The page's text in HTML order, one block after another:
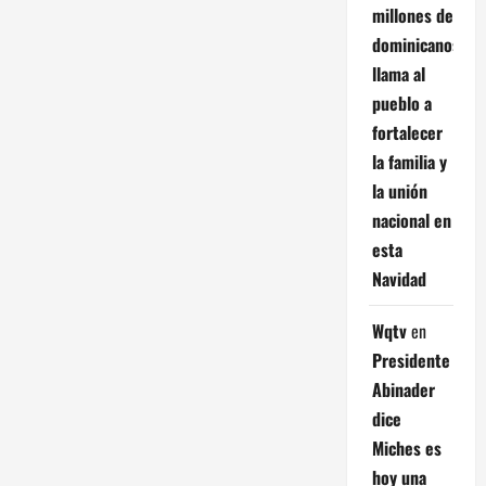
millones de
dominicanos;
llama al
pueblo a
fortalecer
la familia y
la unión
nacional en
esta
Navidad
Wqtven
Presidente
Abinader
dice
Miches es
hoy una